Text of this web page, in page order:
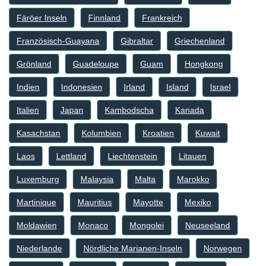
Färöer Inseln Finnland Frankreich
Französisch-Guayana Gibraltar Griechenland
Grönland Guadeloupe Guam Hongkong
Indien Indonesien Irland Island Israel
Italien Japan Kambodscha Kanada
Kasachstan Kolumbien Kroatien Kuwait
Laos Lettland Liechtenstein Litauen
Luxemburg Malaysia Malta Marokko
Martinique Mauritius Mayotte Mexiko
Moldawien Monaco Mongolei Neuseeland
Niederlande Nördliche Marianen-Inseln Norwegen